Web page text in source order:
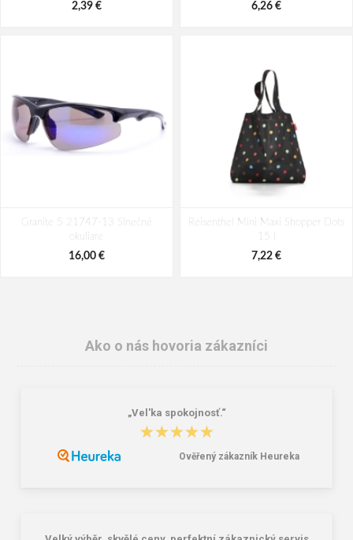
2,39 € 6,26 €
Granite 5 21747-13 Slnečné
okuliare
16,00 €
Reisenthel Mini Maxi Shopper Dots
15 l
7,22 €
Ako o nás hovoria zákazníci
„Vel'ka spokojnosť.“
★★★★★
★★★★★
Ověřený zákazník Heureka